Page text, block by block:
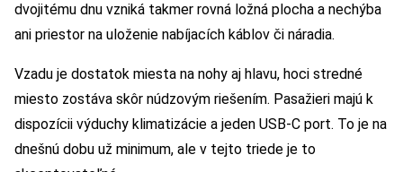
dvojitému dnu vzniká takmer rovná ložná plocha a nechýba
ani priestor na uloženie nabíjacích káblov či náradia.
Vzadu je dostatok miesta na nohy aj hlavu, hoci stredné
miesto zostáva skôr núdzovým riešením. Pasažieri majú k
dispozícii výduchy klimatizácie a jeden USB-C port. To je na
dnešnú dobu už minimum, ale v tejto triede je to